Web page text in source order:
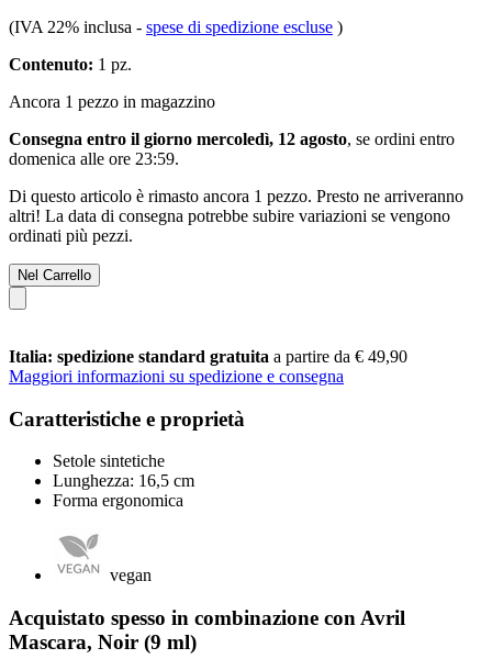
(IVA 22% inclusa - spese di spedizione escluse )
Contenuto: 1 pz.
Ancora 1 pezzo in magazzino
Consegna entro il giorno mercoledì, 12 agosto, se ordini entro
domenica alle ore 23:59.
Di questo articolo è rimasto ancora 1 pezzo. Presto ne arriveranno
altri! La data di consegna potrebbe subire variazioni se vengono
ordinati più pezzi.
Nel Carrello
Italia: spedizione standard gratuita a partire da € 49,90
Maggiori informazioni su spedizione e consegna
Caratteristiche e proprietà
Setole sintetiche
Lunghezza: 16,5 cm
Forma ergonomica
vegan
Acquistato spesso in combinazione con Avril
Mascara, Noir (9 ml)